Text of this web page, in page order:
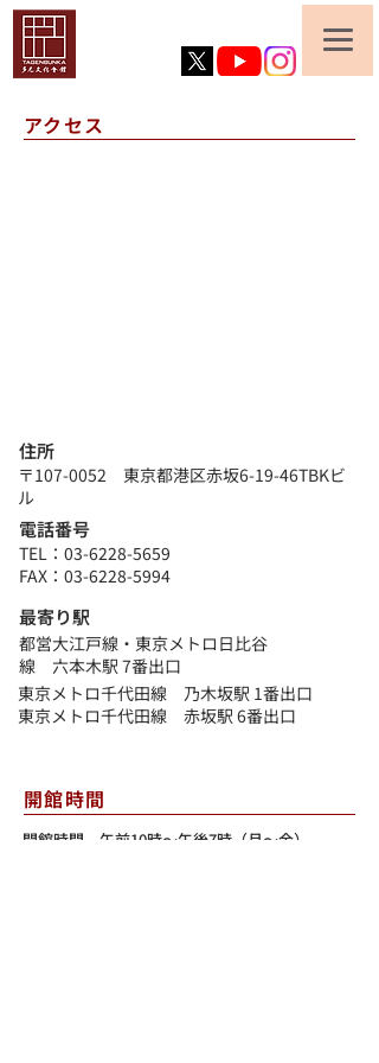
​アクセス
​住所
〒107-0052 東京都港区赤坂6-19-46TBKビ
ル
​電話番号
TEL：03-6228-5659
FAX：03-6228-5994
​最寄り駅
都営大江戸線・東京メトロ日比谷
線 六本木駅 7番出口
東京メトロ千代田線 乃木坂駅 1番出口
東京メトロ千代田線 赤坂駅 6番出口
​開館時間
開館時間 午前10時〜午後7時（月〜金）